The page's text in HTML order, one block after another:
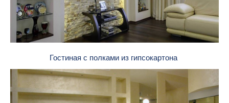
Гостиная с полками из гипсокартона